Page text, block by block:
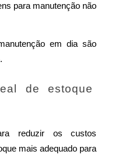
para manutenção não
em dia são
de estoque
reduzir os custos
mais adequado para